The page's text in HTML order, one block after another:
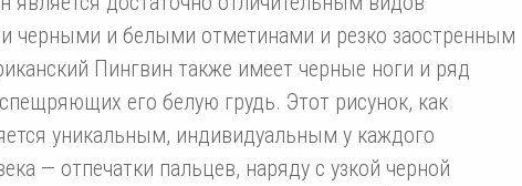
черными и белыми отметинами и резко заостренным
Пингвин также имеет черные ноги и ряд
его белую грудь. Этот рисунок, как
уникальным, индивидуальным у каждого
— отпечатки пальцев, наряду с узкой черной